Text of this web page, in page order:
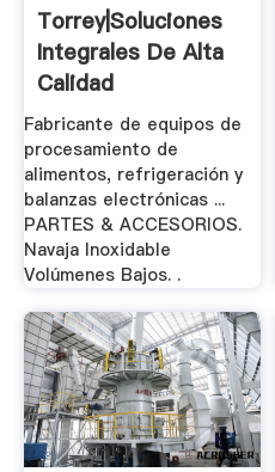
Torrey|Soluciones
Integrales De Alta
Calidad
Fabricante de equipos de
procesamiento de
alimentos, refrigeración y
balanzas electrónicas ...
PARTES & ACCESORIOS.
Navaja Inoxidable
Volúmenes Bajos. .